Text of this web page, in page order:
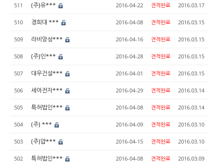
511 (주)유*** 2016-04-22 견적완료 2016.03.17
510 경희대 *** 2016-04-08 견적완료 2016.03.15
509 라비앙성*** 2016-04-16 견적완료 2016.03.15
508 (주)인*** 2016-04-28 견적완료 2016.03.15
507 대우건설*** 2016-04-01 견적완료 2016.03.15
506 세아전자*** 2016-04-29 견적완료 2016.03.14
505 특허법인*** 2016-04-08 견적완료 2016.03.14
504 (주) *** 2016-04-09 견적완료 2016.03.10
503 (주)얍*** 2016-04-15 견적완료 2016.03.10
502 특허법인*** 2016-04-08 견적완료 2016.03.09